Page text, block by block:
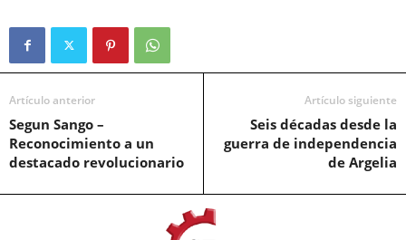
Artículo anterior
Segun Sango –
Reconocimiento a un
destacado revolucionario
Artículo siguiente
Seis décadas desde la
guerra de independencia
de Argelia